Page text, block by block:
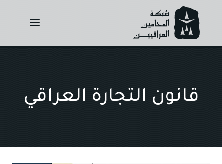
content
قانون التجارة العراقي